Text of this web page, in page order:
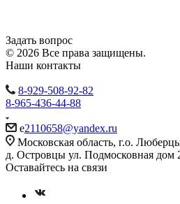
Задать вопрос
© 2026 Все права защищены.
Наши контакты
8-929-508-92-82
8-965-436-44-88
e2110658@yandex.ru
Московская область, г.о.
д. Островцы ул. Подмосковная дом
Оставайтесь на связи